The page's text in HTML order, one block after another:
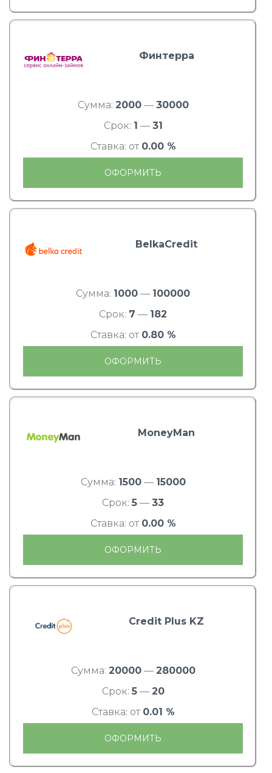
Финтерра
Сумма: 2000— 30000
Срок: 1 — 31
Ставка: от 0.00 %
ОФОРМИТЬ
BelkaCredit
Сумма: 1000 — 100000
Срок: 7 — 182
Ставка: от 0.80 %
ОФОРМИТЬ
MoneyMan
Сумма: 1500— 15000
Срок: 5 — 33
Ставка: от 0.00 %
ОФОРМИТЬ
Credit Plus KZ
Сумма: 20000— 280000
Срок: 5— 20
Ставка: от 0.01 %
ОФОРМИТЬ